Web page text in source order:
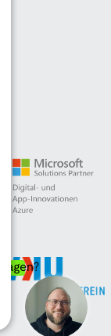
Fragen?